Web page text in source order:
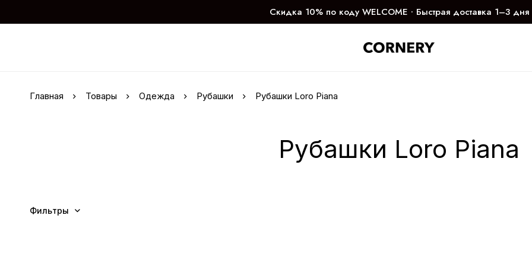
Скидка 10% по коду WELCOME ∙ Быстрая доставка 1–3 дня
Главная Товары Одежда Рубашки Рубашки Loro Piana
Рубашки Loro Piana
Фильтры